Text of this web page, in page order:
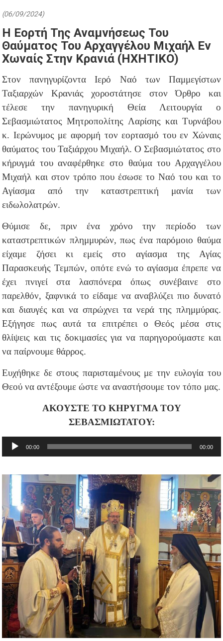
(06/09/2024)
Η Εορτή Της Αναμνήσεως Του
Θαύματος Του Αρχαγγέλου Μιχαήλ Εν
Χωναίς Στην Κρανιά (ΗΧΗΤΙΚΟ)
Στον πανηγυρίζοντα Ιερό Ναό των Παμμεγίστων
Ταξιαρχών Κρανιάς χοροστάτησε στον Όρθρο και
τέλεσε την πανηγυρική Θεία Λειτουργία ο
Σεβασμιώτατος Μητροπολίτης Λαρίσης και Τυρνάβου
κ. Ιερώνυμος με αφορμή τον εορτασμό του εν Χώναις
θαύματος του Ταξιάρχου Μιχαήλ. Ο Σεβασμιώτατος στο
κήρυγμά του αναφέρθηκε στο θαύμα του Αρχαγγέλου
Μιχαήλ και στον τρόπο που έσωσε το Ναό του και το
Αγίασμα από την καταστρεπτική μανία των
ειδωλολατρών.
Θύμισε δε, πριν ένα χρόνο την περίοδο των
καταστρεπτικών πλημμυρών, πως ένα παρόμοιο θαύμα
είχαμε ζήσει κι εμείς στο αγίασμα της Αγίας
Παρασκευής Τεμπών, οπότε ενώ το αγίασμα έπρεπε να
έχει πνιγεί στα λασπόνερα όπως συνέβαινε στο
παρελθόν, ξαφνικά το είδαμε να αναβλύζει πιο δυνατό
και διαυγές και να σπρώχνει τα νερά της πλημμύρας.
Εξήγησε πως αυτά τα επιτρέπει ο Θεός μέσα στις
θλίψεις και τις δοκιμασίες για να παρηγορούμαστε και
να παίρνουμε θάρρος.
Ευχήθηκε δε στους παρισταμένους με την ευλογία του
Θεού να αντέξουμε ώστε να αναστήσουμε τον τόπο μας.
ΑΚΟΥΣΤΕ ΤΟ ΚΗΡΥΓΜΑ ΤΟΥ
ΣΕΒΑΣΜΙΩΤΑΤΟΥ:
Πρόγραμμα
Αναπαραγωγής
00:00 00:00